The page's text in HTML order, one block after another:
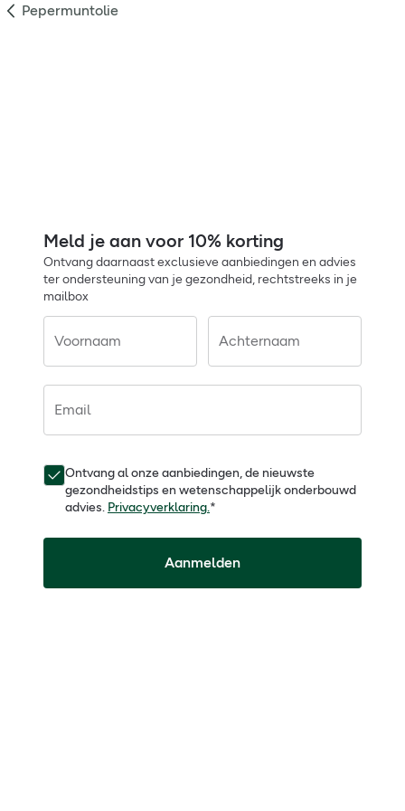
Pepermuntolie
Meld je aan voor 10% korting
Ontvang daarnaast exclusieve aanbiedingen en advies
ter ondersteuning van je gezondheid, rechtstreeks in je
mailbox
Voornaam Achternaam
Email
Ontvang al onze aanbiedingen, de nieuwste
gezondheidstips en wetenschappelijk onderbouwd
advies. Privacyverklaring.*
Aanmelden